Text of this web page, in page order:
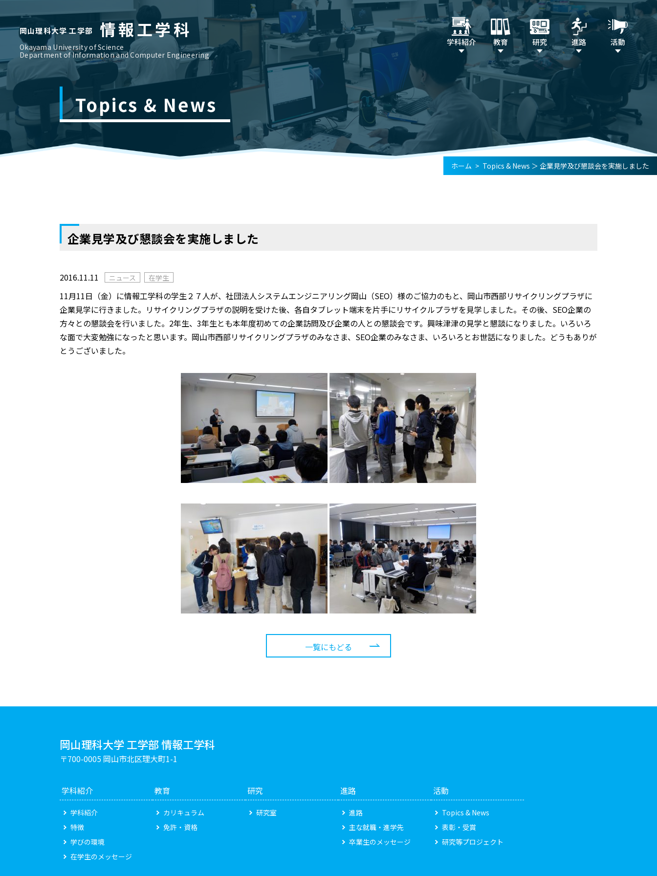
岡山理科大学 工学部 情報工学科
Okayama University of Science
Department of Information and Computer Engineering
学科紹介 教育 研究 進路 活動
Topics & News
ホーム > Topics & News ＞ 企業見学及び懇談会を実施しました
企業見学及び懇談会を実施しました
2016.11.11 ニュース 在学生
11月11日（金）に情報工学科の学生２７人が、社団法人システムエンジニアリング岡山（SEO）様のご協力のもと、岡山市西部リサイクリングプラザに
企業見学に行きました。リサイクリングプラザの説明を受けた後、各自タブレット端末を片手にリサイクルプラザを見学しました。その後、SEO企業の
方々との懇談会を行いました。2年生、3年生とも本年度初めての企業訪問及び企業の人との懇談会です。興味津津の見学と懇談になりました。いろいろ
な面で大変勉強になったと思います。岡山市西部リサイクリングプラザのみなさま、SEO企業のみなさま、いろいろとお世話になりました。どうもありが
とうございました。
一覧にもどる
岡山理科大学 工学部 情報工学科
〒700-0005 岡山市北区理大町1-1
学科紹介
学科紹介
特徴
学びの環境
在学生のメッセージ
教育
カリキュラム
免許・資格
研究
研究室
進路
進路
主な就職・進学先
卒業生のメッセージ
活動
Topics & News
表彰・受賞
研究等プロジェクト